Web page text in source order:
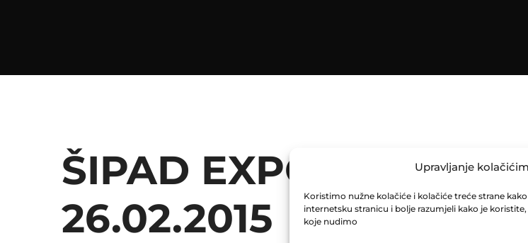
Upravljanje
Koristimo nužne kolačiće i kolačiće treće strane
internetsku stranicu i bolje razumjeli kako je
koje nudimo
ŠIPAD EXPORT
26.02.2015